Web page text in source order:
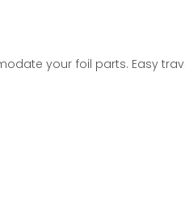
your foil parts. Easy